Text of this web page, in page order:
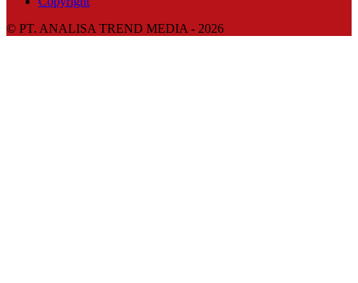
© PT. ANALISA TREND MEDIA - 2026